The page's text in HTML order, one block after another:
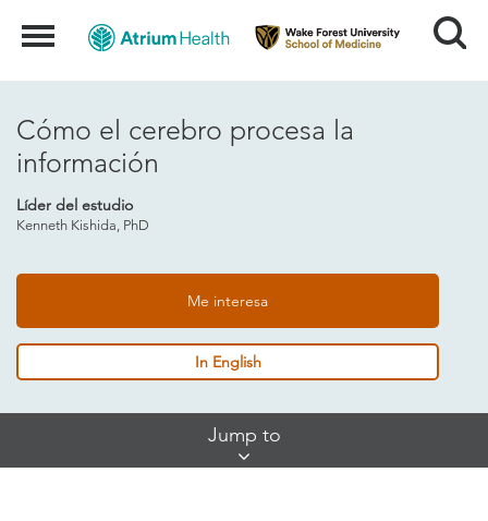
Menu Search
Cómo el cerebro procesa la
información
Líder del estudio
Kenneth Kishida, PhD
Me interesa
In English
Jump to